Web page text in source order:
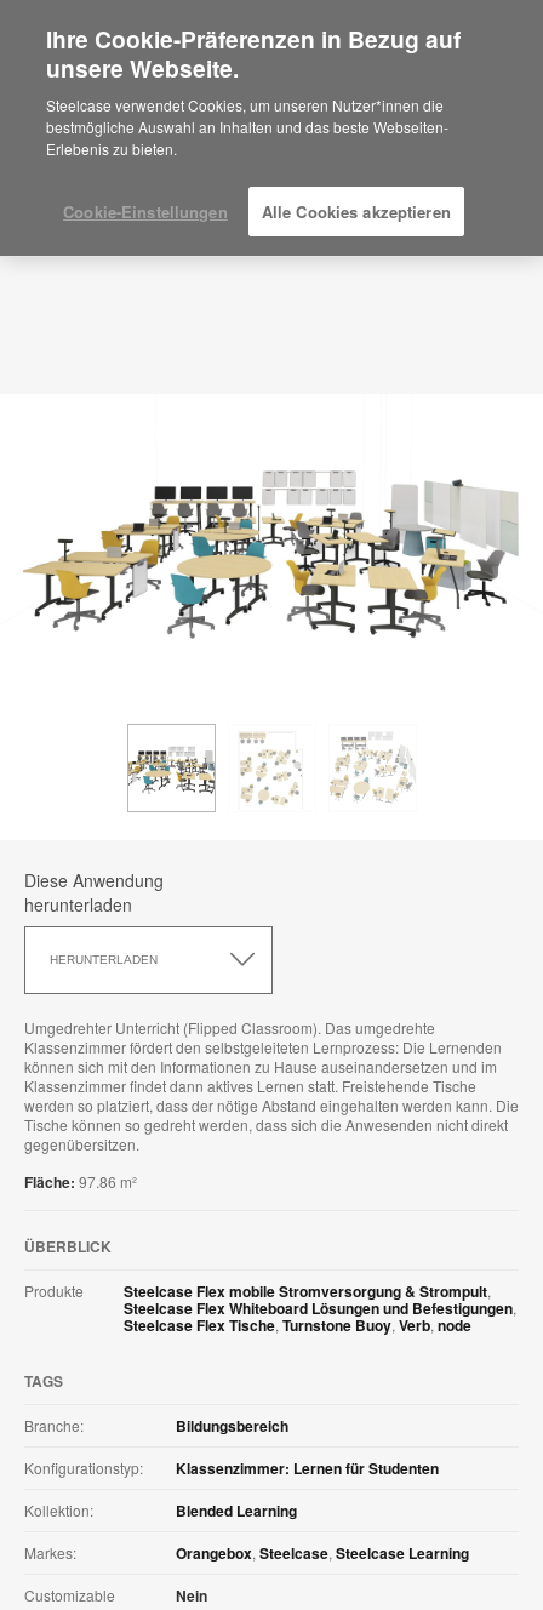
Are you in United States?
Would you like to see Products we sell in
your region?
Americas
Español
Planungsidee
ID: CQ9DW8HN
Diese Anwendung
herunterladen
HERUNTERLADEN
Anwendung
Umgedrehter Unterricht (Flipped Classroom). Das umgedrehte
Klassenzimmer fördert den selbstgeleiteten Lernprozess: Die Lernenden
können sich mit den Informationen zu Hause auseinandersetzen und im
Klassenzimmer findet dann aktives Lernen statt. Freistehende Tische
werden so platziert, dass der nötige Abstand eingehalten werden kann. Die
Tische können so gedreht werden, dass sich die Anwesenden nicht direkt
gegenübersitzen.
Fläche: 97.86 m²
ÜBERBLICK
Produkte Steelcase Flex mobile Stromversorgung & Strompult,
Steelcase Flex Whiteboard Lösungen und Befestigungen,
Steelcase Flex Tische, Turnstone Buoy, Verb, node
TAGS
Branche: Bildungsbereich
Konfigurationstyp: Klassenzimmer: Lernen für Studenten
Kollektion: Blended Learning
Markes: Orangebox, Steelcase, Steelcase Learning
Customizable Nein
Ihre Cookie-Präferenzen in Bezug auf
unsere Webseite.
Steelcase verwendet Cookies, um unseren Nutzer*innen die
bestmögliche Auswahl an Inhalten und das beste Webseiten-
Erlebenis zu bieten.
Cookie-Einstellungen Alle Cookies akzeptieren